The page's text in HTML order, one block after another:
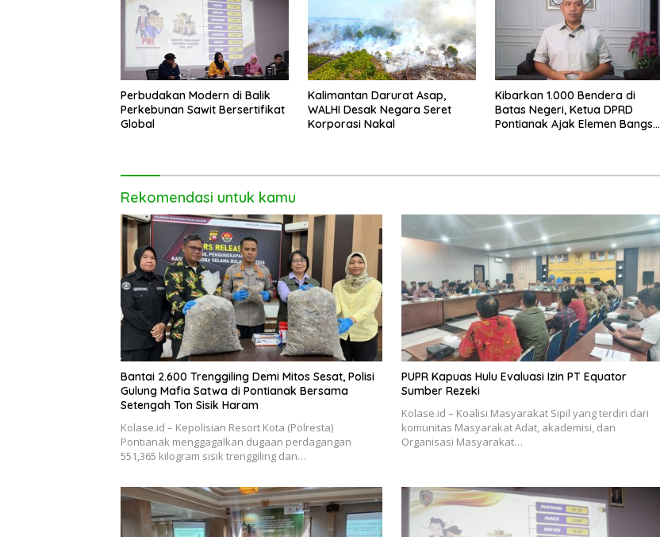
Perbudakan Modern di Balik
Perkebunan Sawit Bersertifikat
Global
Kalimantan Darurat Asap,
WALHI Desak Negara Seret
Korporasi Nakal
Kibarkan 1.000 Bendera di
Batas Negeri, Ketua DPRD
Pontianak Ajak Elemen Bangsa
Rekomendasi untuk kamu
Bantai 2.600 Trenggiling Demi Mitos Sesat, Polisi
Gulung Mafia Satwa di Pontianak Bersama
Setengah Ton Sisik Haram
Kolase.id – Kepolisian Resort Kota (Polresta)
Pontianak menggagalkan dugaan perdagangan
551,365 kilogram sisik trenggiling dan…
PUPR Kapuas Hulu Evaluasi Izin PT Equator
Sumber Rezeki
Kolase.id – Koalisi Masyarakat Sipil yang terdiri dari
komunitas Masyarakat Adat, akademisi, dan
Organisasi Masyarakat…